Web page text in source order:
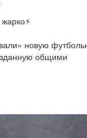
новую
общими